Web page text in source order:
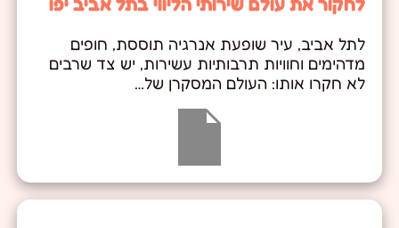
לתל אביב, עיר שופעת אנרגיה תוססת, חופים
מדהימים וחוויות תרבותיות עשירות, יש צד שרבים
לא חקרו אותו: העולם המסקרן של…